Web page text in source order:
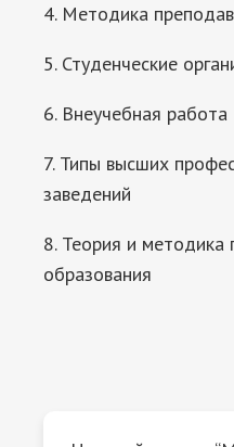
4. Методика
5. Студенческие
6. Внеучебная работа
7. Типы высших
заведений
8. Теория и методика
образования